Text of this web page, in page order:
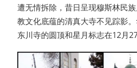
遭无情拆除，昔日呈现穆斯林民
教文化底蕴的清真大寺不见踪影
东川寺的圆顶和星月标志在12月27